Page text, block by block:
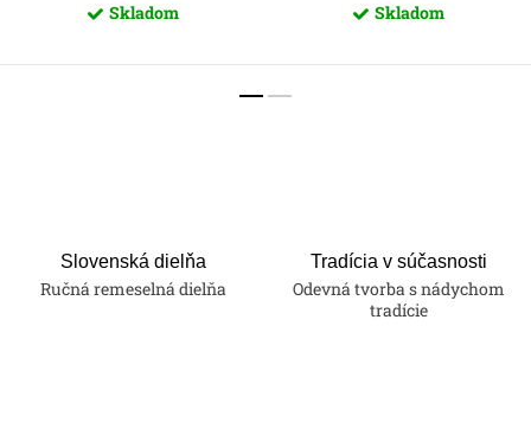
Skladom Skladom
Slovenská dielňa
Ručná remeselná dielňa
Tradícia v súčasnosti
Odevná tvorba s nádychom
tradície